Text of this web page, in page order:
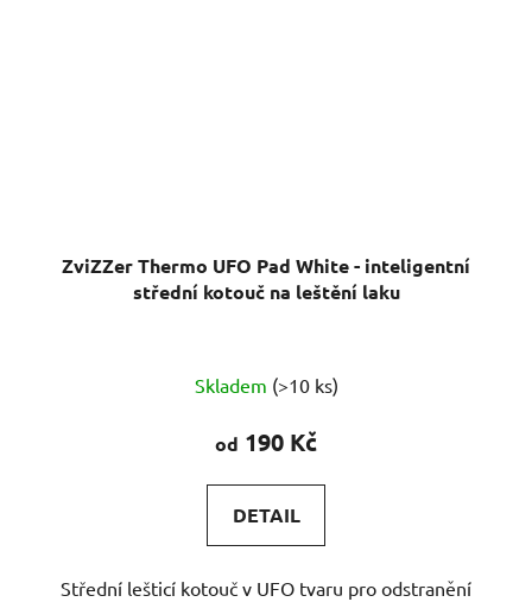
ZviZZer Thermo UFO Pad White - inteligentní
střední kotouč na leštění laku
Skladem (>10 ks)
od 190 Kč
DETAIL
Střední lešticí kotouč v UFO tvaru pro odstranění